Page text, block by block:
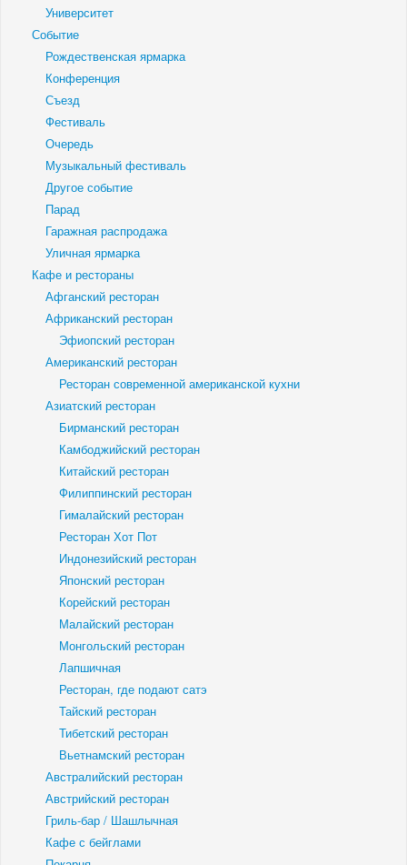
Университет
Событие
Рождественская ярмарка
Конференция
Съезд
Фестиваль
Очередь
Музыкальный фестиваль
Другое событие
Парад
Гаражная распродажа
Уличная ярмарка
Кафе и рестораны
Афганский ресторан
Африканский ресторан
Эфиопский ресторан
Американский ресторан
Ресторан современной американской кухни
Азиатский ресторан
Бирманский ресторан
Камбоджийский ресторан
Китайский ресторан
Филиппинский ресторан
Гималайский ресторан
Ресторан Хот Пот
Индонезийский ресторан
Японский ресторан
Корейский ресторан
Малайский ресторан
Монгольский ресторан
Лапшичная
Ресторан, где подают сатэ
Тайский ресторан
Тибетский ресторан
Вьетнамский ресторан
Австралийский ресторан
Австрийский ресторан
Гриль-бар / Шашлычная
Кафе с бейглами